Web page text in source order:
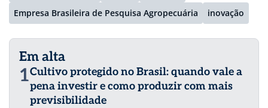
Empresa Brasileira de Pesquisa Agropecuária inovação
Em alta
1Cultivo protegido no Brasil: quando vale a
pena investir e como produzir com mais
previsibilidade